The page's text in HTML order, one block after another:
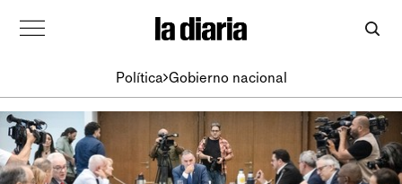
Política Gobierno nacional